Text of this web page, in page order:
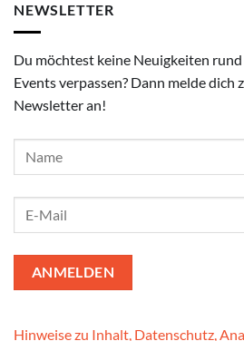
NEWSLETTER
Du möchtest keine Neuigkeiten
Events verpassen? Dann melde dich
Newsletter an!
Hinweise zu Inhalt, Datenschutz,